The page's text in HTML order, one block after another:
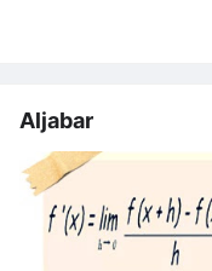
Aljabar